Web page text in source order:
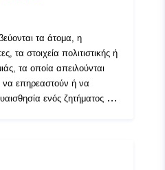
τα άτομα, η
τα στοιχεία πολιτιστικής ή
τα οποία απειλούνται
να επηρεαστούν ή να
ενός ζητήματος σε
Ένα θέμα είναι ένα
του οποίου η εξέταση